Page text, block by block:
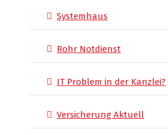
Systemhaus
Rohr Notdienst
IT Problem in der Kanzlei?
Versicherung Aktuell